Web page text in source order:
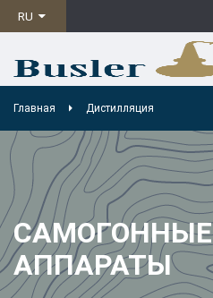
RU
Главная Дистилляция
САМОГОННЫЕ
АППАРАТЫ